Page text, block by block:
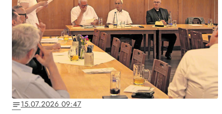
notes15.07.2026 09:47